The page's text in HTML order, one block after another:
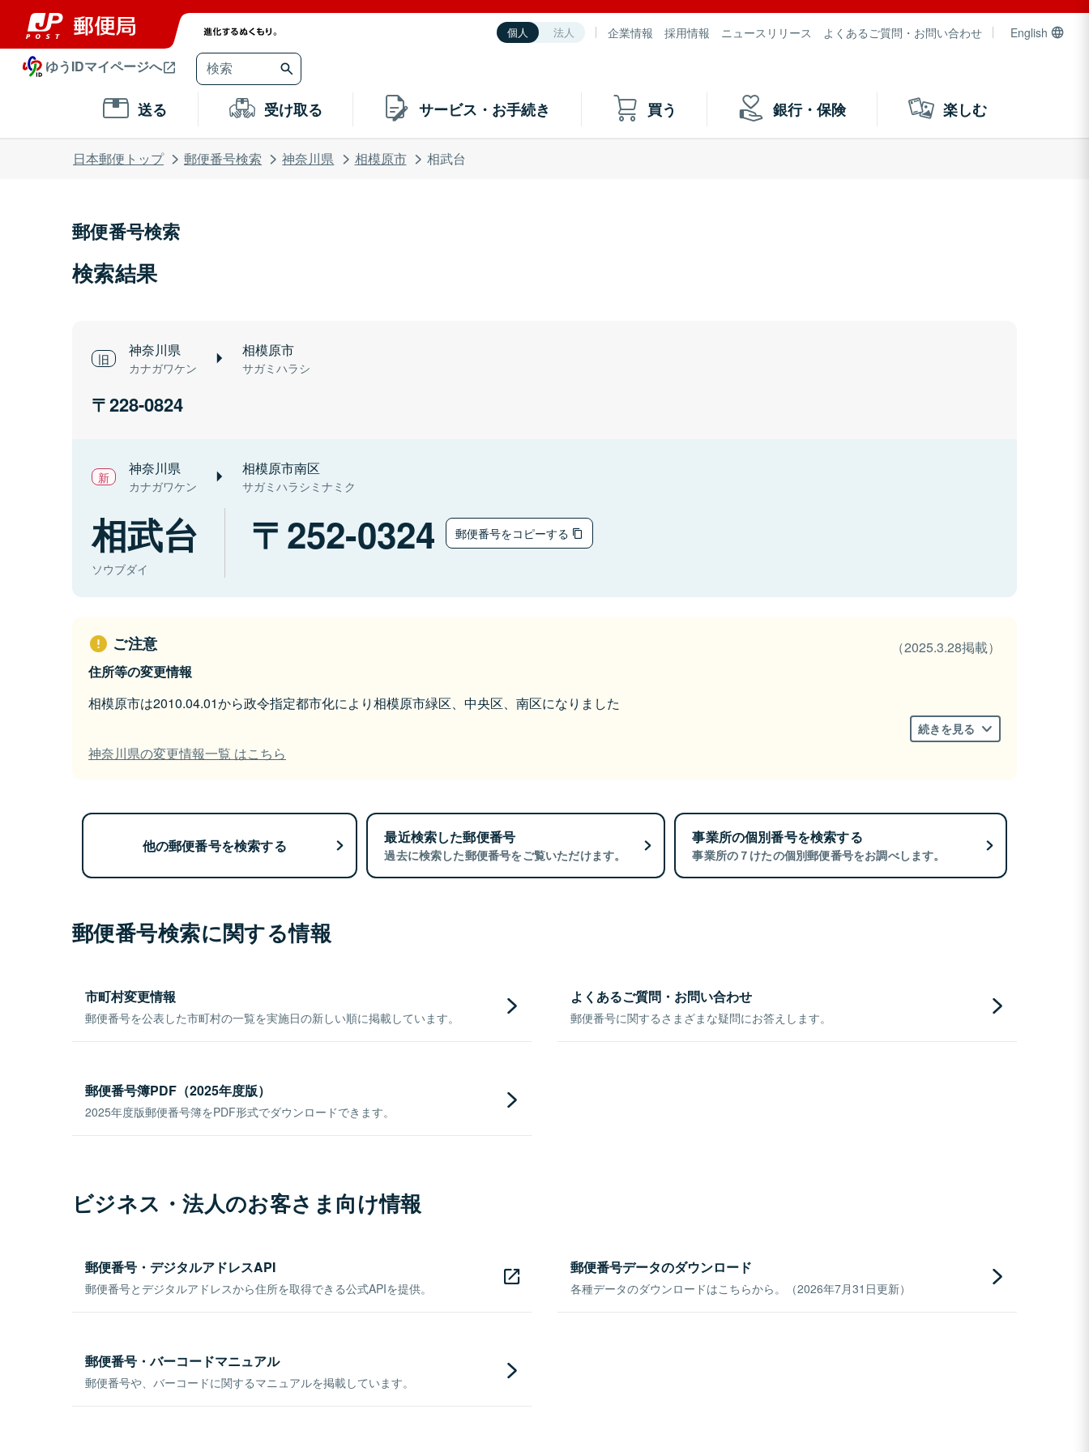
個人 法人 企業情報 採用情報 ニュースリリース よくあるご質問・お問い合わせ English
ゆうIDマイページへ
送る 受け取る サービス・お手続き 買う 銀行・保険 楽しむ
日本郵便トップ 郵便番号検索 神奈川県 相模原市 相武台
郵便番号検索
検索結果
神奈川県
カナガワケン
相模原市
サガミハラシ
228-0824
神奈川県
カナガワケン
相模原市南区
サガミハラシミナミク
相武台
ソウブダイ
252-0324 郵便番号をコピーする
ご注意
（2025.3.28掲載）
住所等の変更情報
相模原市は2010.04.01から政令指定都市化により相模原市緑区、中央区、南区になりました
続きを見る
神奈川県の変更情報一覧 はこちら
他の郵便番号を検索する 最近検索した郵便番号
過去に検索した郵便番号をご覧いただけます。
事業所の個別番号を検索する
事業所の７けたの個別郵便番号をお調べします。
郵便番号検索に関する情報
市町村変更情報
郵便番号を公表した市町村の一覧を実施日の新しい順に掲載しています。
よくあるご質問・お問い合わせ
郵便番号に関するさまざまな疑問にお答えします。
郵便番号簿PDF（2025年度版）
2025年度版郵便番号簿をPDF形式でダウンロードできます。
ビジネス・法人のお客さま向け情報
郵便番号・デジタルアドレスAPI
郵便番号とデジタルアドレスから住所を取得できる公式APIを提供。
郵便番号データのダウンロード
各種データのダウンロードはこちらから。（2026年7月31日更新）
郵便番号・バーコードマニュアル
郵便番号や、バーコードに関するマニュアルを掲載しています。